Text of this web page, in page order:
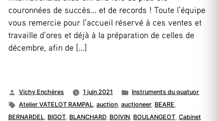
couronnées de succès… et de records ! Toute l’équipe
vous remercie pour l’accueil réservé à ces ventes et
travaille d’ores et déjà à la préparation de celles de
décembre, afin de […]
Publié
par
Vichy Enchères 1 juin 2021
Publié
dans
Instruments du quatuor
Étiquettes :
Atelier VATELOT RAMPAL ,auction ,auctioneer, BEARE
BERNARDEL BIGOT, BLANCHARD, BOIVIN, BOULANGEOT, Cabinet